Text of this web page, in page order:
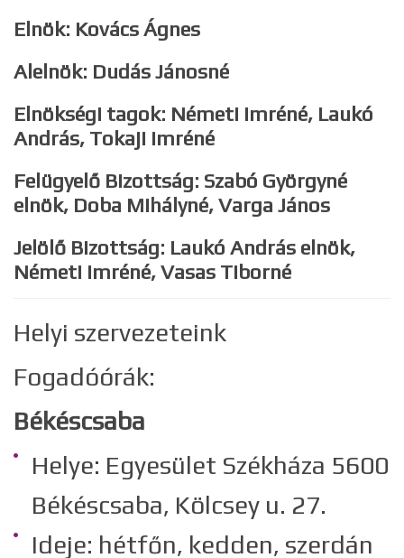
Elnök: Kovács Ágnes
Alelnök: Dudás Jánosné
Elnökségi tagok: Németi Imréné, Laukó
András, Tokaji Imréné
Felügyelő Bizottság: Szabó Györgyné
elnök, Doba Mihályné, Varga János
Jelölő Bizottság: Laukó András elnök,
Németi Imréné, Vasas Tiborné
Helyi szervezeteink
Fogadóórák:
Békéscsaba
Helye: Egyesület Székháza 5600
Békéscsaba, Kölcsey u. 27.
Ideje: hétfőn, kedden, szerdán